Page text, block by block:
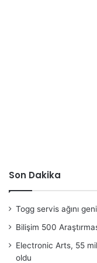
Son Dakika
Togg servis ağını
Bilişim 500
Electronic Arts, 55
oldu